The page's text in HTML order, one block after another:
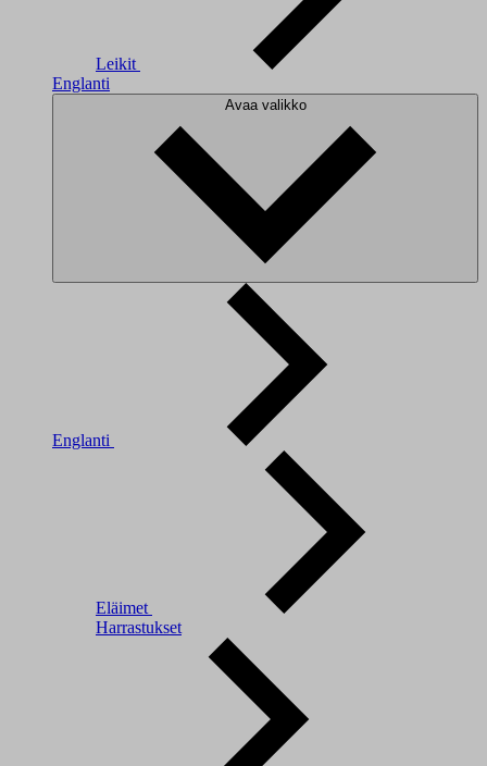
Leikit
Englanti
Avaa valikko
Englanti
Eläimet
Harrastukset